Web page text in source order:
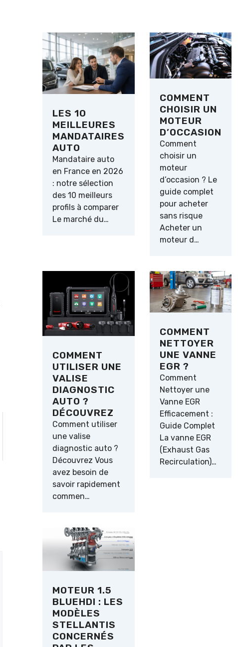
LES 10
MEILLEURES
MANDATAIRES
AUTO
Mandataire auto
en France en 2026
: notre sélection
des 10 meilleurs
profils à comparer
Le marché du…
COMMENT
CHOISIR UN
MOTEUR
D’OCCASION
Comment
choisir un
moteur
d’occasion ? Le
guide complet
pour acheter
sans risque
Acheter un
moteur d…
COMMENT
UTILISER UNE
VALISE
DIAGNOSTIC
AUTO ?
DÉCOUVREZ
Comment utiliser
une valise
diagnostic auto ?
Découvrez Vous
avez besoin de
savoir rapidement
commen…
COMMENT
NETTOYER
UNE VANNE
EGR ?
Comment
Nettoyer une
Vanne EGR
Efficacement :
Guide Complet
La vanne EGR
(Exhaust Gas
Recirculation)…
MOTEUR 1.5
BLUEHDI : LES
MODÈLES
STELLANTIS
CONCERNÉS